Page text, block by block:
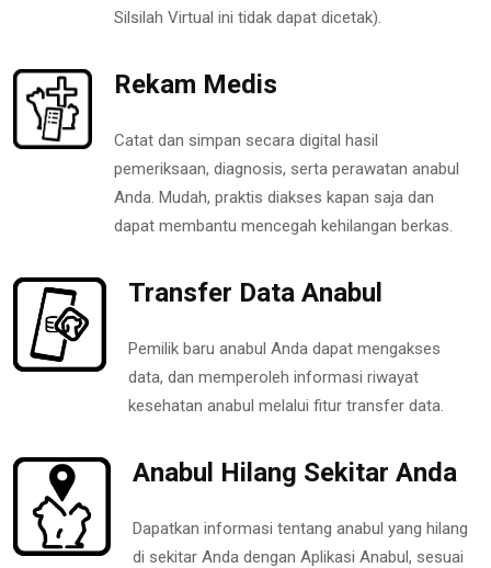
Silsilah Virtual ini tidak dapat dicetak).
Rekam Medis
Catat dan simpan secara digital hasil
pemeriksaan, diagnosis, serta perawatan anabul
Anda. Mudah, praktis diakses kapan saja dan
dapat membantu mencegah kehilangan berkas.
Transfer Data Anabul
Pemilik baru anabul Anda dapat mengakses
data, dan memperoleh informasi riwayat
kesehatan anabul melalui fitur transfer data.
Anabul Hilang Sekitar Anda
Dapatkan informasi tentang anabul yang hilang
di sekitar Anda dengan Aplikasi Anabul, sesuai